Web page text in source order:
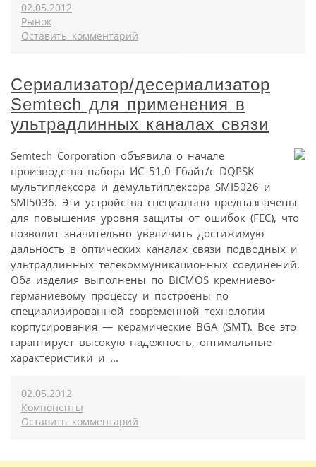
02.05.2012
Рынок
Оставить комментарий
Сериализатор/десериализатор
Semtech для применения в
ультрадлинных каналах связи
Semtech Corporation объявила о начале
производства набора ИС 51.0 Гбайт/с DQPSK
мультиплексора и демультиплексора SMI5026 и
SMI5036. Эти устройства специально предназначены
для повышения уровня защиты от ошибок (FEC), что
позволит значительно увеличить достижимую
дальность в оптических каналах связи подводных и
ультрадлинных телекоммуникационных соединений.
Оба изделия выполнены по BiCMOS кремниево-
германиевому процессу и построены по
специализированной современной технологии
корпусирования — керамические BGA (SMT). Все это
гарантирует высокую надежность, оптимальные
характеристики и ...
02.05.2012
Компоненты
Оставить комментарий